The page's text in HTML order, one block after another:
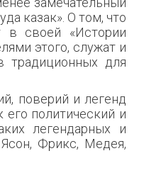
казак». О том, что
в своей «Истории
этого, служат и
традиционных для
поверий и легенд
политический и
легендарных и
Ясон, Фрикс, Медея,